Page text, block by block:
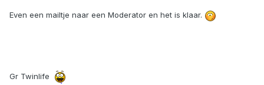
Even een mailtje naar een Moderator en het is klaar.
Gr Twinlife